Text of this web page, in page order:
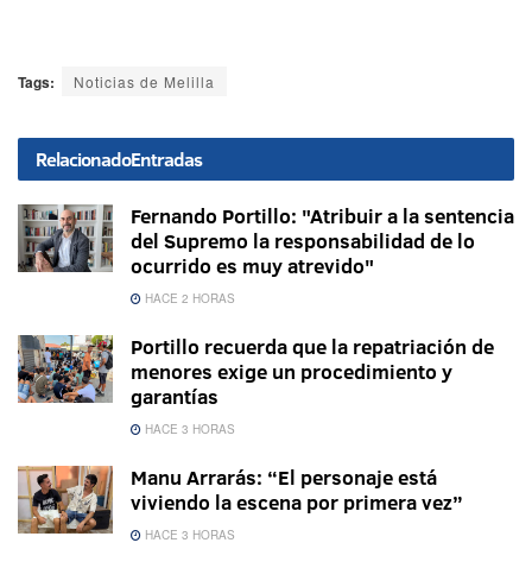
Tags: Noticias de Melilla
RelacionadoEntradas
Fernando Portillo: "Atribuir a la sentencia
del Supremo la responsabilidad de lo
ocurrido es muy atrevido"
HACE 2 HORAS
Portillo recuerda que la repatriación de
menores exige un procedimiento y
garantías
HACE 3 HORAS
Manu Arrarás: “El personaje está
viviendo la escena por primera vez”
HACE 3 HORAS